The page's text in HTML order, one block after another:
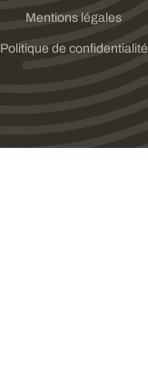
Mentions légales
Politique de confidentialité